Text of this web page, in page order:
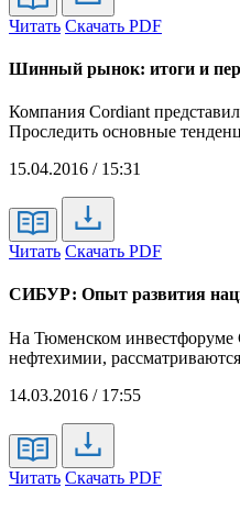
Читать Скачать PDF
Шинный рынок: итоги и
Компания Cordiant
Проследить основные
15.04.2016 / 15:31
Читать Скачать PDF
СИБУР: Опыт развития
На Тюменском инвестфоруме
нефтехимии,
14.03.2016 / 17:55
Читать Скачать PDF